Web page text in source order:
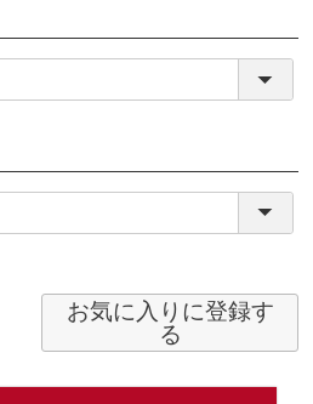
お気に入りに登録す
る